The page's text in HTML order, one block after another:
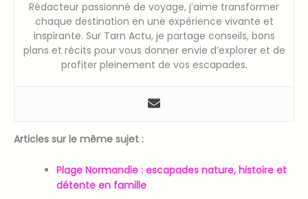
Rédacteur passionné de voyage, j’aime transformer
chaque destination en une expérience vivante et
inspirante. Sur Tarn Actu, je partage conseils, bons
plans et récits pour vous donner envie d’explorer et de
profiter pleinement de vos escapades.
Articles sur le même sujet :
Plage Normandie : escapades nature, histoire et
détente en famille